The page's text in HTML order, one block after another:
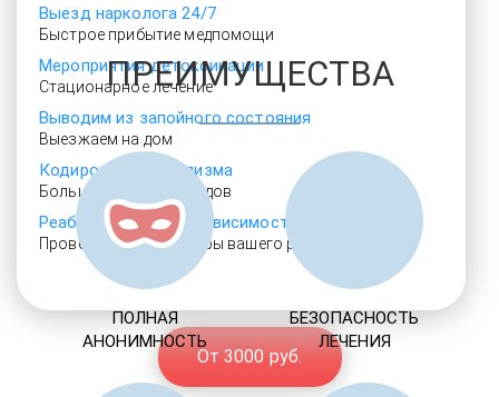
Выезд нарколога 24/7
Быстрое прибытие медпомощи
Мероприятия детоксикации
Стационарное лечение
Выводим из запойного состояния
Выезжаем на дом
Кодировка алкоголизма
Большой спектр методов
Реабилитация алкозависимости
Проверенные ребцентры вашего региона
От 3000 руб.
ПРЕИМУЩЕСТВА
ПОЛНАЯ
АНОНИМНОСТЬ
БЕЗОПАСНОСТЬ
ЛЕЧЕНИЯ